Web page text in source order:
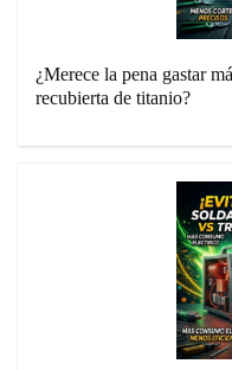
¿Merece la pena gastar
recubierta de titanio?